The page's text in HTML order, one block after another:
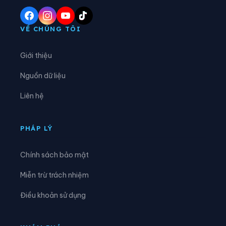
Phường Cầu Kiệu
Phường Chánh Hiệp
Phường Gia Định
VỀ CHÚNG TÔI
Giới thiệu
Nguồn dữ liệu
Liên hệ
PHÁP LÝ
Chính sách bảo mật
Miễn trừ trách nhiệm
Điều khoản sử dụng